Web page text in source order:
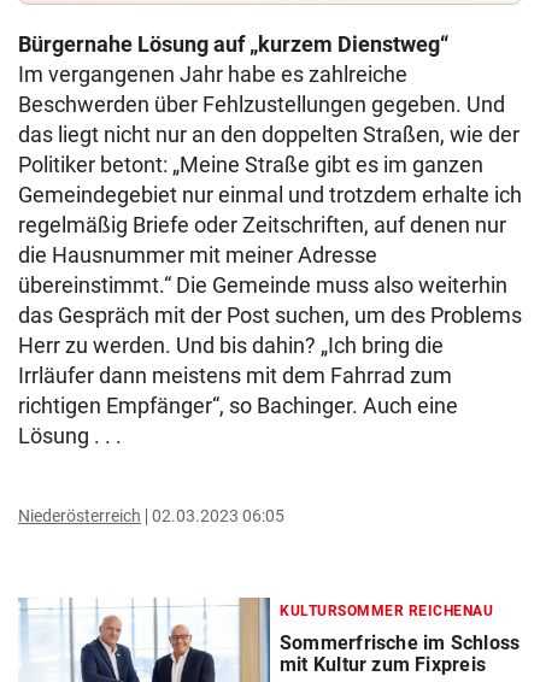
Bürgernahe Lösung auf „kurzem Dienstweg“
Im vergangenen Jahr habe es zahlreiche
Beschwerden über Fehlzustellungen gegeben. Und
das liegt nicht nur an den doppelten Straßen, wie der
Politiker betont: „Meine Straße gibt es im ganzen
Gemeindegebiet nur einmal und trotzdem erhalte ich
regelmäßig Briefe oder Zeitschriften, auf denen nur
die Hausnummer mit meiner Adresse
übereinstimmt.“ Die Gemeinde muss also weiterhin
das Gespräch mit der Post suchen, um des Problems
Herr zu werden. Und bis dahin? „Ich bring die
Irrläufer dann meistens mit dem Fahrrad zum
richtigen Empfänger“, so Bachinger. Auch eine
Lösung . . .
Niederösterreich 02.03.2023 06:05
KULTURSOMMER REICHENAU
Sommerfrische im Schloss
mit Kultur zum Fixpreis